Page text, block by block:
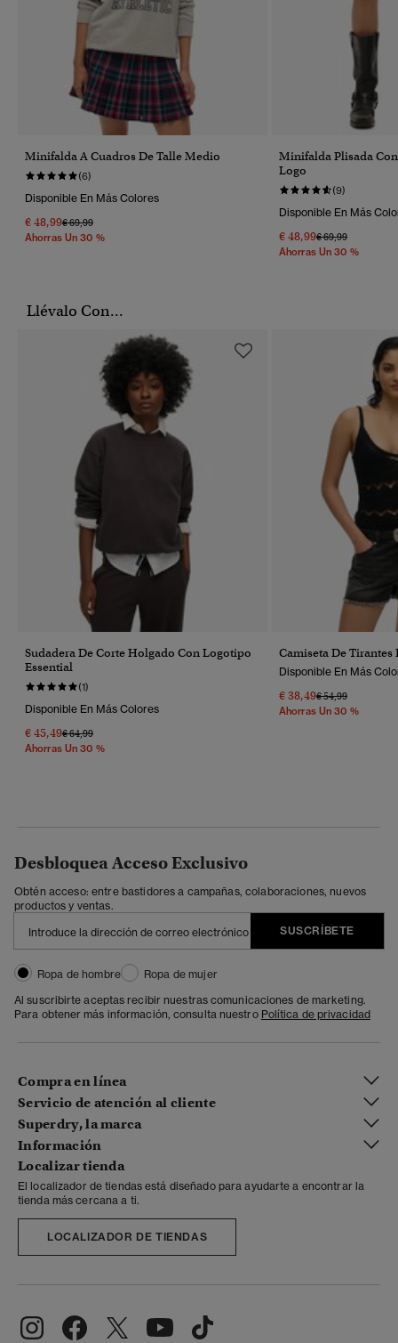
Minifalda A Cuadros De Talle Medio
(6)
Disponible En Más Colores
€ 48,99Precio Rebajado De
€ 69,99A
Ahorras Un 30 %
Minifalda Plisada
Logo
(9)
Disponible En Más
€ 48,99Precio Rebajado
€ 69,99A
Ahorras Un 30 %
Llévalo Con...
Sudadera De Corte Holgado Con Logotipo
Essential
(1)
Disponible En Más Colores
€ 45,49Precio Rebajado De
€ 64,99A
Ahorras Un 30 %
Camiseta De
Disponible En Más
€ 38,49Precio Rebajado
€ 54,99A
Ahorras Un 30 %
Desbloquea Acceso Exclusivo
Obtén acceso: entre bastidores a campañas, colaboraciones, nuevos
productos y ventas.
SUSCRÍBETE
Ropa de hombre
Ropa de mujer
Al suscribirte aceptas recibir nuestras comunicaciones de marketing.
Para obtener más información, consulta nuestro Política de privacidad
Compra en línea
Servicio de atención al cliente
Superdry, la marca
Información
Localizar tienda
El localizador de tiendas está diseñado para ayudarte a encontrar la
tienda más cercana a ti.
LOCALIZADOR DE TIENDAS